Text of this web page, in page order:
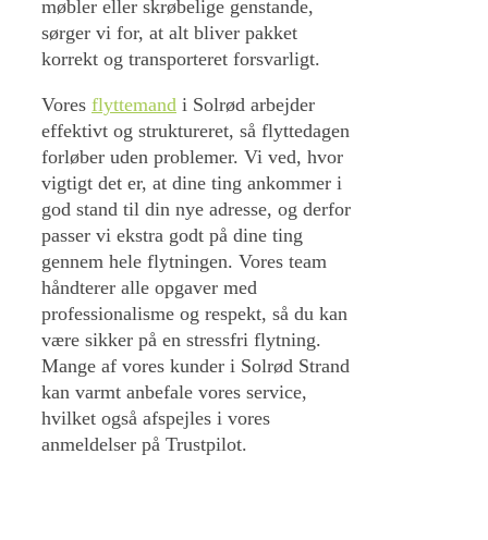
møbler eller skrøbelige genstande,
sørger vi for, at alt bliver pakket
korrekt og transporteret forsvarligt.
Vores flyttemand i Solrød arbejder
effektivt og struktureret, så flyttedagen
forløber uden problemer. Vi ved, hvor
vigtigt det er, at dine ting ankommer i
god stand til din nye adresse, og derfor
passer vi ekstra godt på dine ting
gennem hele flytningen. Vores team
håndterer alle opgaver med
professionalisme og respekt, så du kan
være sikker på en stressfri flytning.
Mange af vores kunder i Solrød Strand
kan varmt anbefale vores service,
hvilket også afspejles i vores
anmeldelser på Trustpilot.